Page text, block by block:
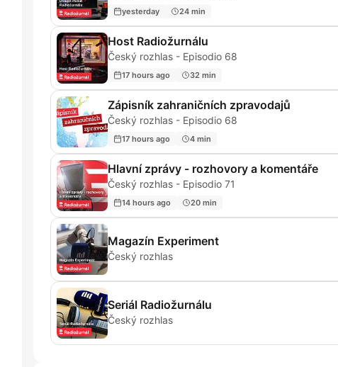
yesterday 24 min
Host Radiožurnálu
Český rozhlas - Episodio 68
17 hours ago 32 min
Zápisník zahraničních zpravodajů
Český rozhlas - Episodio 68
17 hours ago 4 min
Hlavní zprávy - rozhovory a komentáře
Český rozhlas - Episodio 71
14 hours ago 20 min
Magazín Experiment
Český rozhlas
Seriál Radiožurnálu
Český rozhlas